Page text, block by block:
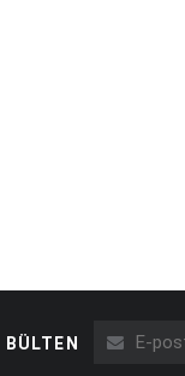
BÜLTEN